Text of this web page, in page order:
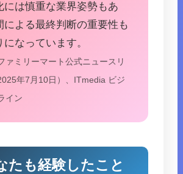
には慎重な業界姿勢もあ
による最終判断の重要性も
なっています。
ァミリーマート公式ニュースリ
年7月10日）、ITmedia ビジ
イン
たも経験したこと